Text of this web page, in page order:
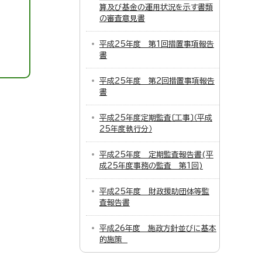
算及び基金の運用状況を示す書類
の審査意見書
平成25年度 第1回措置事項報告
書
平成25年度 第2回措置事項報告
書
平成25年度定期監査〔工事〕（平成
25年度執行分）
平成25年度 定期監査報告書(平
成25年度事務の監査 第1回)
平成25年度 財政援助団体等監
査報告書
平成26年度 施政方針並びに基本
的施策